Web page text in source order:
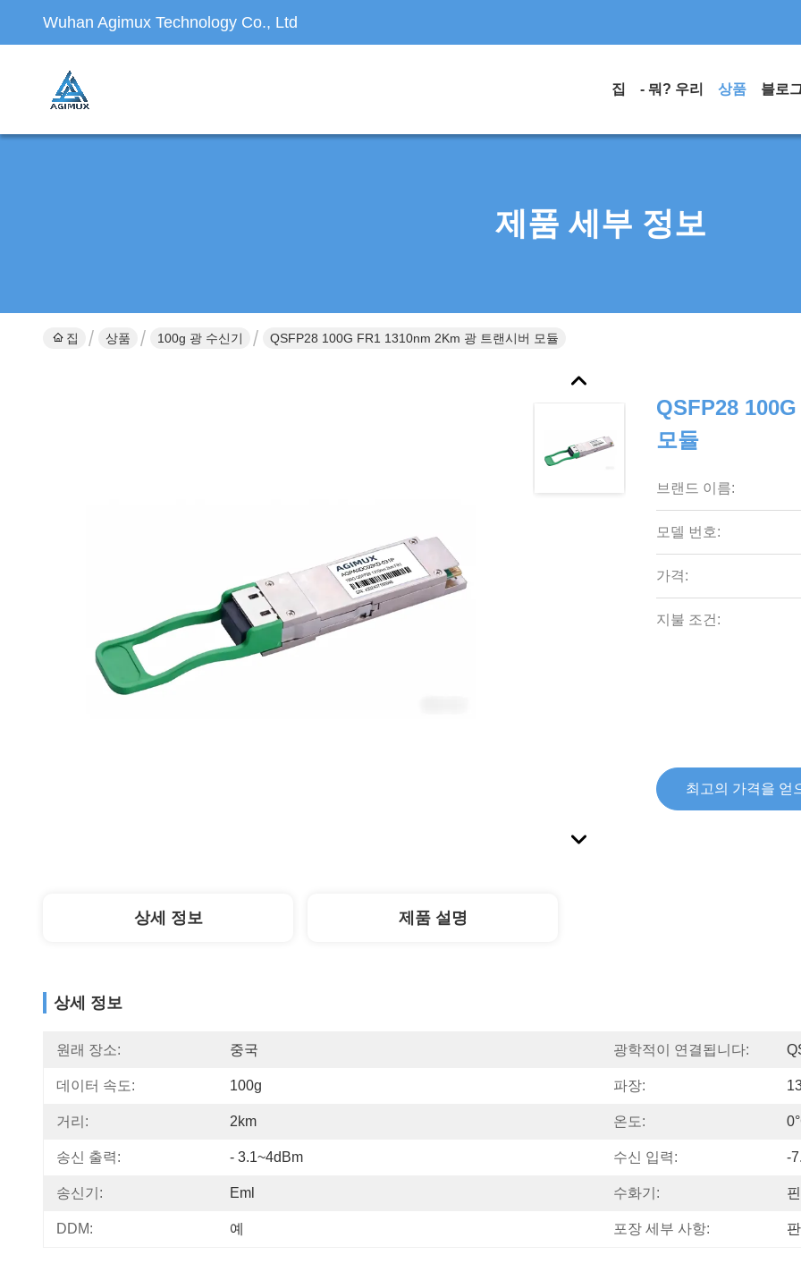
Wuhan Agimux Technology Co., Ltd
집 - 뭐? 우리 상품 블로
제품 세부 정보
집 상품 100g 광 수신기 QSFP28 100G FR1 1310nm 2Km 광 트랜시버 모듈
QSFP28
모듈
브랜드 이름:
모델 번호:
가격:
지불 조건:
최고의 가격을 얻
상세 정보 제품 설명
상세 정보
원래 장소: 중국 광학적이 연결됩니다:
데이터 속도: 100g 파장:
거리: 2km 온도:
송신 출력: - 3.1~4dBm 수신 입력: -
송신기: Eml 수화기: 핀
DDM: 예 포장 세부 사항: